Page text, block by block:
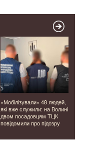
«Мобілізували» 48 людей,
які вже служили: на Волині
двом посадовцям ТЦК
повідомили про підозру